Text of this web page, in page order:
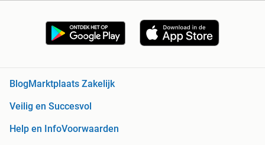
BlogMarktplaats Zakelijk
Veilig en Succesvol
Help en InfoVoorwaarden